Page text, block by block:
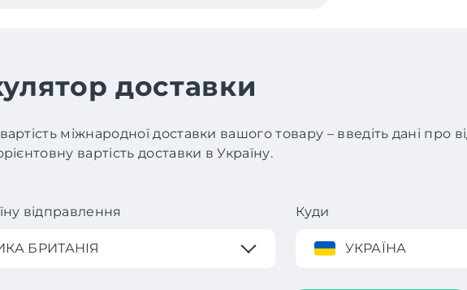
доставки
міжнародної доставки вашого товару – введіть дані про
вартість доставки в Україну.
відправлення
БРИТАНІЯ
Куди
УКРАЇНА